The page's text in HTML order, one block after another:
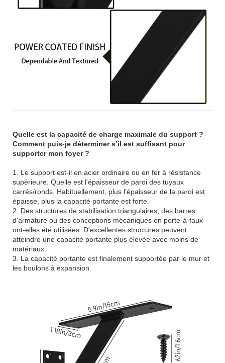
Quelle est la capacité de charge maximale du support ?
Comment puis-je déterminer s’il est suffisant pour
supporter mon foyer ?
1. Le support est-il en acier ordinaire ou en fer à résistance
supérieure. Quelle est l'épaisseur de paroi des tuyaux
carrés/ronds. Habituellement, plus l’épaisseur de la paroi est
épaisse, plus la capacité portante est forte.
2. Des structures de stabilisation triangulaires, des barres
d'armature ou des conceptions mécaniques en porte-à-faux
ont-elles été utilisées. D'excellentes structures peuvent
atteindre une capacité portante plus élevée avec moins de
matériaux.
3. La capacité portante est finalement supportée par le mur et
les boulons à expansion.